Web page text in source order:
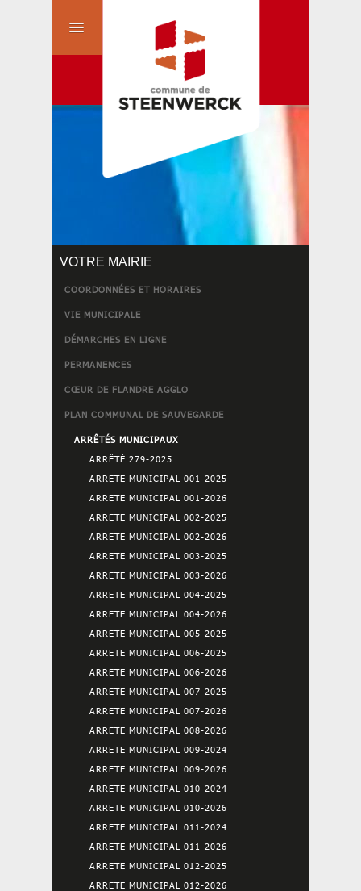
VOTRE MAIRIE
COORDONNÉES ET HORAIRES
VIE MUNICIPALE
DÉMARCHES EN LIGNE
PERMANENCES
CŒUR DE FLANDRE AGGLO
PLAN COMMUNAL DE SAUVEGARDE
ARRÊTÉS MUNICIPAUX
ARRÊTÉ 279-2025
ARRETE MUNICIPAL 001-2025
ARRETE MUNICIPAL 001-2026
ARRETE MUNICIPAL 002-2025
ARRETE MUNICIPAL 002-2026
ARRETE MUNICIPAL 003-2025
ARRETE MUNICIPAL 003-2026
ARRETE MUNICIPAL 004-2025
ARRETE MUNICIPAL 004-2026
ARRETE MUNICIPAL 005-2025
ARRETE MUNICIPAL 006-2025
ARRETE MUNICIPAL 006-2026
ARRETE MUNICIPAL 007-2025
ARRETE MUNICIPAL 007-2026
ARRETE MUNICIPAL 008-2026
ARRETE MUNICIPAL 009-2024
ARRETE MUNICIPAL 009-2026
ARRETE MUNICIPAL 010-2024
ARRETE MUNICIPAL 010-2026
ARRETE MUNICIPAL 011-2024
ARRETE MUNICIPAL 011-2026
ARRETE MUNICIPAL 012-2025
ARRETE MUNICIPAL 012-2026